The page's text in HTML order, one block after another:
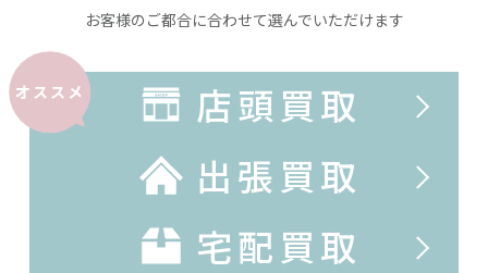
お客様のご都合に合わせて選んでいただけます
オススメ
店頭買取
出張買取
宅配買取